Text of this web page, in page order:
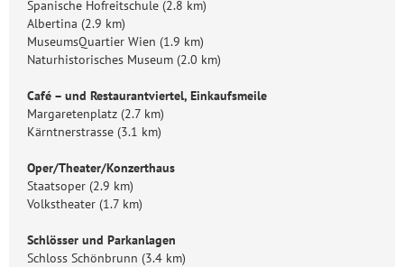
Spanische Hofreitschule (2.8 km)
Albertina (2.9 km)
MuseumsQuartier Wien (1.9 km)
Naturhistorisches Museum (2.0 km)
Café – und Restaurantviertel, Einkaufsmeile
Margaretenplatz (2.7 km)
Kärntnerstrasse (3.1 km)
Oper/Theater/Konzerthaus
Staatsoper (2.9 km)
Volkstheater (1.7 km)
Schlösser und Parkanlagen
Schloss Schönbrunn (3.4 km)